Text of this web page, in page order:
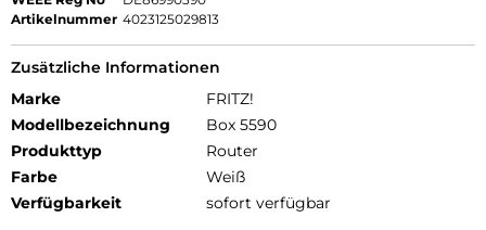
Artikelnummer 4023125029813
Zusätzliche Informationen
Marke
FRITZ!
Modellbezeichnung
Box 5590
Produkttyp
Router
Farbe
Weiß
Verfügbarkeit
sofort verfügbar